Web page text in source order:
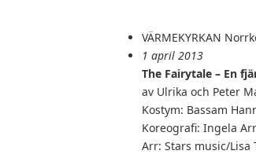
VÄRMEKYRKAN
1 april 2013
The Fairytale – En
av Ulrika och Peter
Kostym: Bassam
Koreografi: Ingela
Arr: Stars music/Lisa